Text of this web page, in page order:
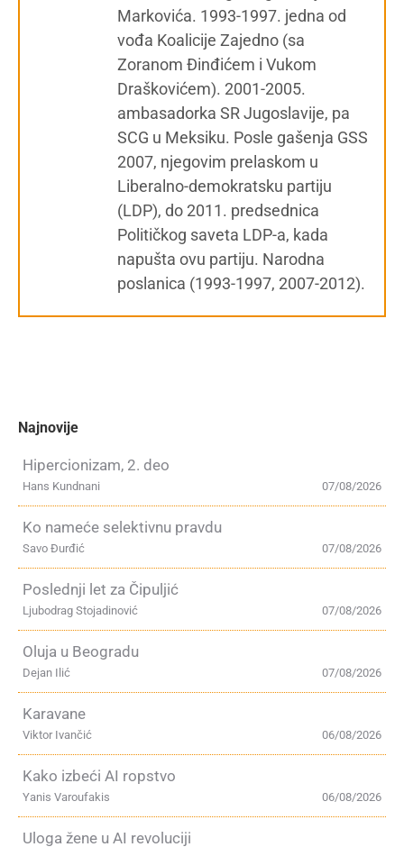
Markovića. 1993-1997. jedna od
vođa Koalicije Zajedno (sa
Zoranom Đinđićem i Vukom
Draškovićem). 2001-2005.
ambasadorka SR Jugoslavije, pa
SCG u Meksiku. Posle gašenja GSS
2007, njegovim prelaskom u
Liberalno-demokratsku partiju
(LDP), do 2011. predsednica
Političkog saveta LDP-a, kada
napušta ovu partiju. Narodna
poslanica (1993-1997, 2007-2012).
Najnovije
Hipercionizam, 2. deo
07/08/2026
Hans Kundnani
Ko nameće selektivnu pravdu
07/08/2026
Savo Đurđić
Poslednji let za Čipuljić
07/08/2026
Ljubodrag Stojadinović
Oluja u Beogradu
07/08/2026
Dejan Ilić
Karavane
06/08/2026
Viktor Ivančić
Kako izbeći AI ropstvo
06/08/2026
Yanis Varoufakis
Uloga žene u AI revoluciji